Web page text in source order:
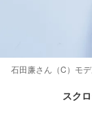
石田廉さん（C）モ
スク